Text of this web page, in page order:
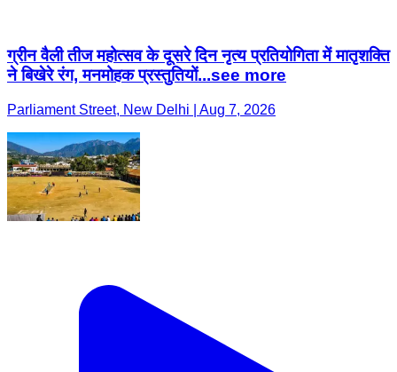
ग्रीन वैली तीज महोत्सव के दूसरे दिन नृत्य प्रतियोगिता में मातृशक्ति
ने बिखेरे रंग, मनमोहक प्रस्तुतियों...see more
Parliament Street, New Delhi | Aug 7, 2026